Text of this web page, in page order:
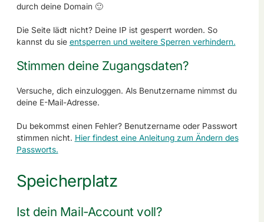
durch deine Domain 🙂
Die Seite lädt nicht? Deine IP ist gesperrt worden. So
kannst du sie entsperren und weitere Sperren verhindern.
Stimmen deine Zugangsdaten?
Versuche, dich einzuloggen. Als Benutzername nimmst du
deine E-Mail-Adresse.
Du bekommst einen Fehler? Benutzername oder Passwort
stimmen nicht. Hier findest eine Anleitung zum Ändern des
Passworts.
Speicherplatz
Ist dein Mail-Account voll?